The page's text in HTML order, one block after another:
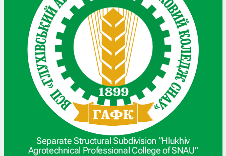
Separate Structural Subdivision “Hlukhiv
Agrotechnical Professional College of SNAU”